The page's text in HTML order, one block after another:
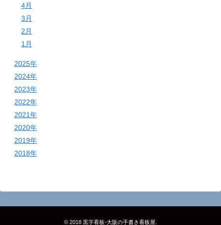
4月
3月
2月
1月
2025年
2024年
2023年
2022年
2021年
2020年
2019年
2018年
© 2018 黒字看板‐大阪の手書き看板屋